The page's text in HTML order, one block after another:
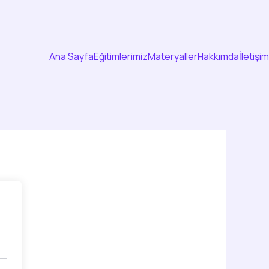
Ana SayfaEğitimlerimizMateryallerHakkımdaİletişim